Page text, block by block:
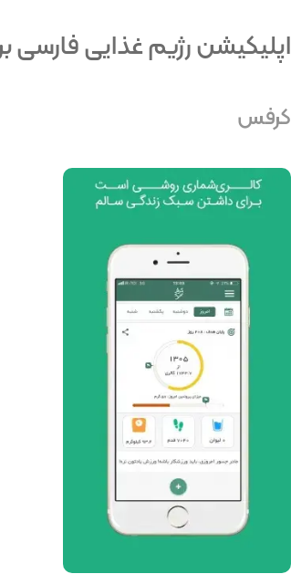
اپلیکیشن‌ رژیم غذایی فارسی
کرفس